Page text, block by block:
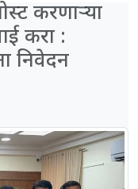
करणाऱ्या
करा :
निवेदन